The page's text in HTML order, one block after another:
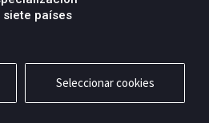
siete países
Seleccionar cookies